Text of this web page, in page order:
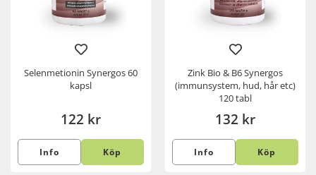
Selenmetionin Synergos 60
kapsl
122 kr
Info Köp
Zink Bio & B6 Synergos
(immunsystem, hud, hår etc)
120 tabl
132 kr
Info Köp